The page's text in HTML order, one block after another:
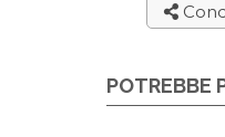
POTREBBE